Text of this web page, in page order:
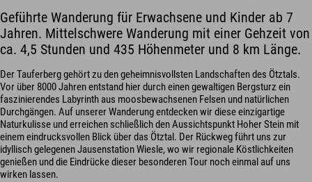
Geführte Wanderung für Erwachsene und Kinder ab 7
Jahren. Mittelschwere Wanderung mit einer Gehzeit von
ca. 4,5 Stunden und 435 Höhenmeter und 8 km Länge.
Der Tauferberg gehört zu den geheimnisvollsten Landschaften des Ötztals.
Vor über 8000 Jahren entstand hier durch einen gewaltigen Bergsturz ein
faszinierendes Labyrinth aus moosbewachsenen Felsen und natürlichen
Durchgängen. Auf unserer Wanderung entdecken wir diese einzigartige
Naturkulisse und erreichen schließlich den Aussichtspunkt Hoher Stein mit
einem eindrucksvollen Blick über das Ötztal. Der Rückweg führt uns zur
idyllisch gelegenen Jausenstation Wiesle, wo wir regionale Köstlichkeiten
genießen und die Eindrücke dieser besonderen Tour noch einmal auf uns
wirken lassen.